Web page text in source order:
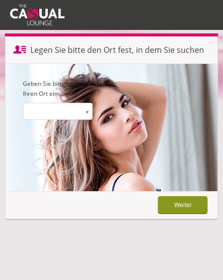
Profil erstellen — Schritt 1 von 3
Legen Sie bitte den Ort fest, in dem Sie suchen
Weiter
Geben Sie bitte hier
Ihren Ort ein
Weiter